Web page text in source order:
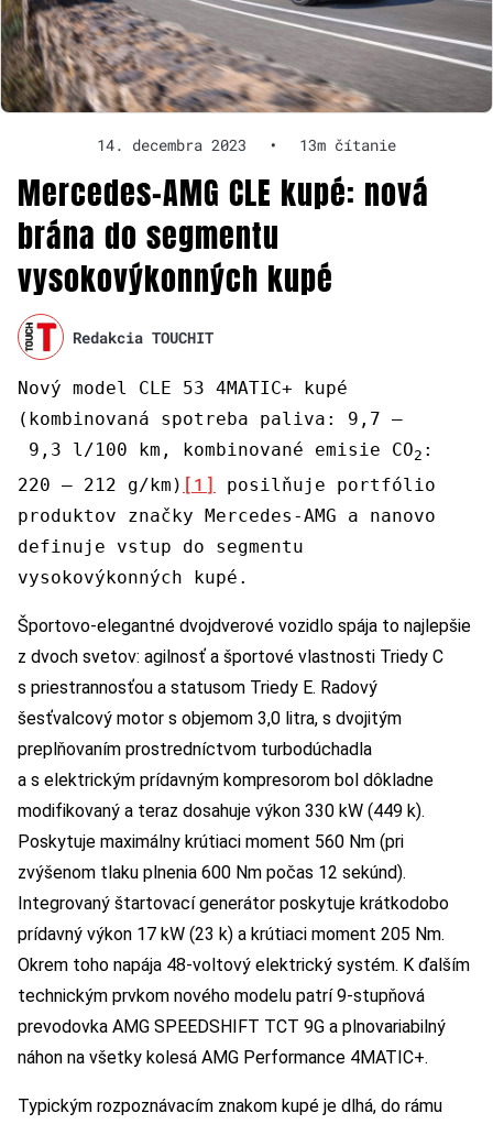
14. decembra 2023 • 13m čítanie
Mercedes-AMG CLE kupé: nová
brána do segmentu
vysokovýkonných kupé
Redakcia TOUCHIT
Nový model CLE 53 4MATIC+ kupé
(kombinovaná spotreba paliva: 9,7 –
9,3 l/100 km, kombinované emisie CO2 :
220 – 212 g/km) [1]
posilňuje portfólio
produktov značky Mercedes-AMG a nanovo
definuje vstup do segmentu
vysokovýkonných kupé.
Športovo-elegantné dvojdverové vozidlo spája to najlepšie
z dvoch svetov: agilnosť a športové vlastnosti Triedy C
s priestrannosťou a statusom Triedy E. Radový
šesťvalcový motor s objemom 3,0 litra, s dvojitým
preplňovaním prostredníctvom turbodúchadla
a s elektrickým prídavným kompresorom bol dôkladne
modifikovaný a teraz dosahuje výkon 330 kW (449 k).
Poskytuje maximálny krútiaci moment 560 Nm (pri
zvýšenom tlaku plnenia 600 Nm počas 12 sekúnd).
Integrovaný štartovací generátor poskytuje krátkodobo
prídavný výkon 17 kW (23 k) a krútiaci moment 205 Nm.
Okrem toho napája 48-voltový elektrický systém. K ďalším
technickým prvkom nového modelu patrí 9-stupňová
prevodovka AMG SPEEDSHIFT TCT 9G a plnovariabilný
náhon na všetky kolesá AMG Performance 4MATIC+.
Typickým rozpoznávacím znakom kupé je dlhá, do rámu